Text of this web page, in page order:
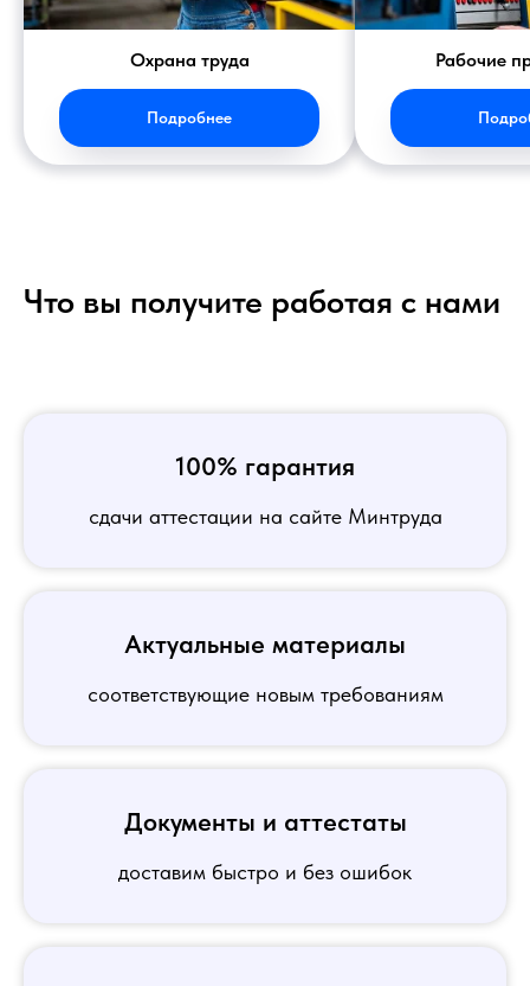
Охрана труда
Подробнее
Рабочие
Что вы получите работая с нами
100% гарантия
сдачи аттестации на сайте Минтруда
Актуальные материалы
соответствующие новым требованиям
Документы и аттестаты
доставим быстро и без ошибок